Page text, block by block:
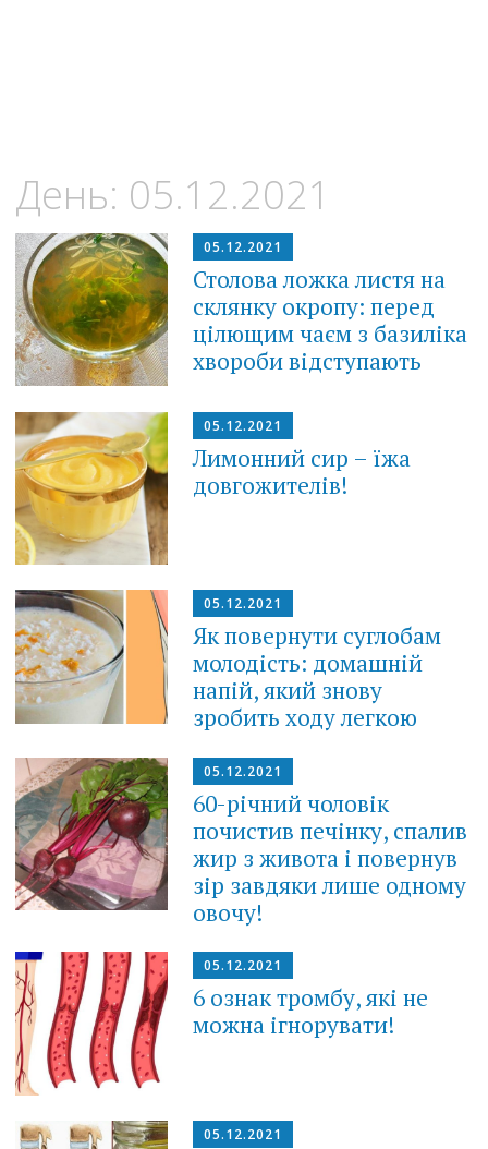
День: 05.12.2021
05.12.2021
Столова ложка листя на
склянку окропу: перед
цілющим чаєм з базиліка
хвороби відступають
05.12.2021
Лимонний сир – їжа
довгожителів!
05.12.2021
Як повернути суглобам
молодість: домашній
напій, який знову
зробить ходу легкою
05.12.2021
60-річний чоловік
почистив печінку, спалив
жир з живота і повернув
зір завдяки лише одному
овочу!
05.12.2021
6 ознак тромбу, які не
можна ігнорувати!
05.12.2021